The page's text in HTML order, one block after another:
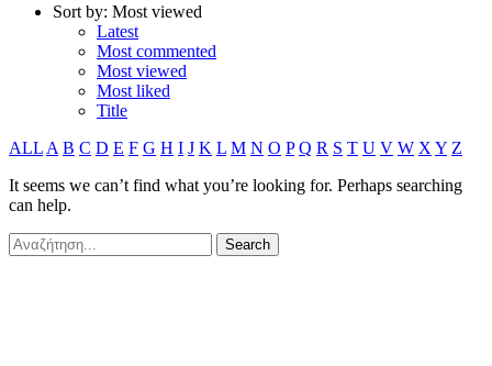
Sort by: Most viewed
Latest
Most commented
Most viewed
Most liked
Title
ALL A B C D E F G H I J K L M N O P Q R S T U V W X Y Z
It seems we can’t find what you’re looking for. Perhaps searching
can help.